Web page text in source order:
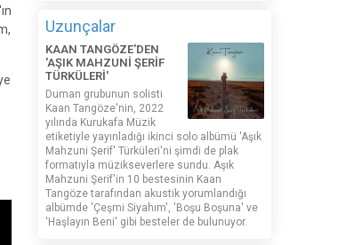
Uzunçalar
KAAN TANGÖZE'DEN
'AŞIK MAHZUNİ ŞERİF
TÜRKÜLERİ'
Duman grubunun solisti
Kaan Tangöze'nin, 2022
yılında Kurukafa Müzik
etiketiyle yayınladığı ikinci solo albümü 'Aşık
Mahzuni Şerif' Türküleri'ni şimdi de plak
formatıyla müzikseverlere sundu. Aşık
Mahzuni Şerif'in 10 bestesinin Kaan
Tangöze tarafından akustik yorumlandığı
albümde 'Çeşmi Siyahım', 'Boşu Boşuna' ve
'Haşlayın Beni' gibi besteler de bulunuyor.